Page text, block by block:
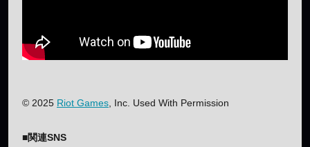
© 2025 Riot Games, Inc. Used With Permission
■関連SNS